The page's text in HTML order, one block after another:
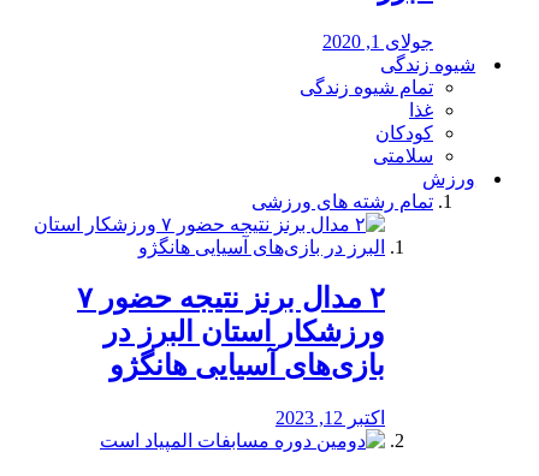
جولای 1, 2020
شیوه زندگی
تمام شیوه زندگی
غذا
کودکان
سلامتی
ورزش
تمام رشته های ورزشی
۲ مدال برنز نتیجه حضور ۷
ورزشکار استان البرز در
بازی‌های آسیایی هانگژو
اکتبر 12, 2023